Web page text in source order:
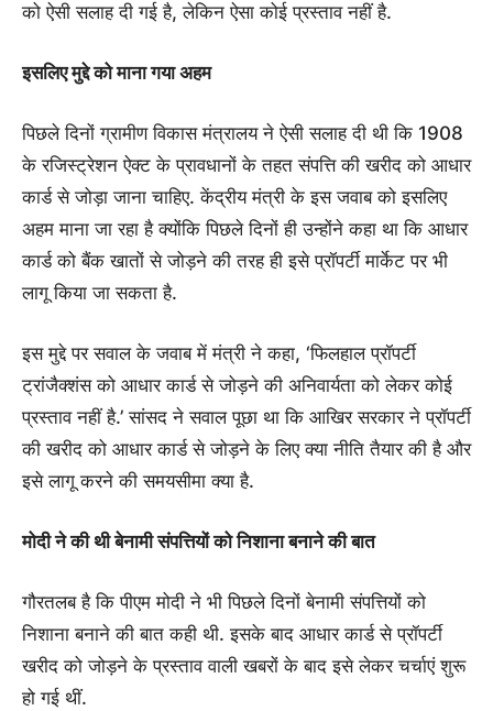
को ऐसी सलाह दी गई है, लेकिन ऐसा कोई प्रस्ताव नहीं है.
इसलिए मुद्दे को माना गया अहम
पिछले दिनों ग्रामीण विकास मंत्रालय ने ऐसी सलाह दी थी कि 1908
के रजिस्ट्रेशन ऐक्ट के प्रावधानों के तहत संपत्ति की खरीद को आधार
कार्ड से जोड़ा जाना चाहिए. केंद्रीय मंत्री के इस जवाब को इसलिए
अहम माना जा रहा है क्योंकि पिछले दिनों ही उन्होंने कहा था कि आधार
कार्ड को बैंक खातों से जोड़ने की तरह ही इसे प्रॉपर्टी मार्केट पर भी
लागू किया जा सकता है.
इस मुद्दे पर सवाल के जवाब में मंत्री ने कहा, ‘फिलहाल प्रॉपर्टी
ट्रांजैक्शंस को आधार कार्ड से जोड़ने की अनिवार्यता को लेकर कोई
प्रस्ताव नहीं है.’ सांसद ने सवाल पूछा था कि आखिर सरकार ने प्रॉपर्टी
की खरीद को आधार कार्ड से जोड़ने के लिए क्या नीति तैयार की है और
इसे लागू करने की समयसीमा क्या है.
मोदी ने की थी बेनामी संपत्तियों को निशाना बनाने की बात
गौरतलब है कि पीएम मोदी ने भी पिछले दिनों बेनामी संपत्तियों को
निशाना बनाने की बात कही थी. इसके बाद आधार कार्ड से प्रॉपर्टी
खरीद को जोड़ने के प्रस्ताव वाली खबरों के बाद इसे लेकर चर्चाएं शुरू
हो गई थीं.